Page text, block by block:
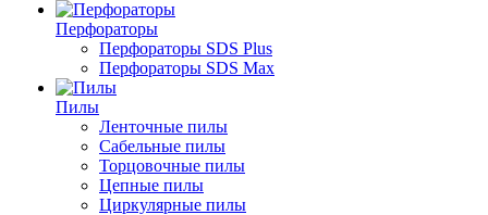
Перфораторы
Перфораторы SDS Plus
Перфораторы SDS Max
Пилы
Ленточные пилы
Сабельные пилы
Торцовочные пилы
Цепные пилы
Циркулярные пилы